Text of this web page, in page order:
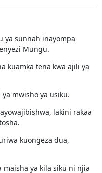
ya sunnah inayompa
Mungu.
kuamka tena kwa ajili ya
mwisho ya usiku.
lakini rakaa
kuongeza dua,
maisha ya kila siku ni njia